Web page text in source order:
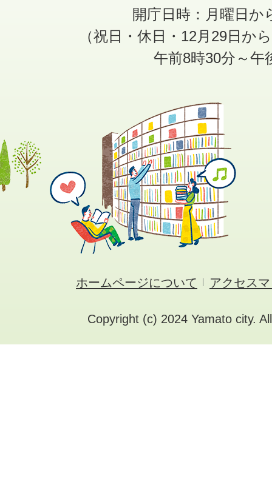
開庁日時：月曜日か
（祝日・休日・12月29日か
午前8時30分～午
ホームページについて アクセス
Copyright (c) 2024 Yamato city.